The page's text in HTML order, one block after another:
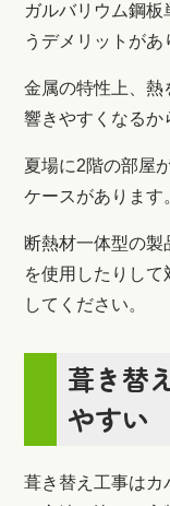
ガルバリウム鋼
うデメリットがあ
金属の特性上、熱
響きやすくなるか
夏場に2階の部屋
ケースがあります
断熱材一体型の
を使用したりし
してください。
葺き替
やすい
葺き替え工事はカ